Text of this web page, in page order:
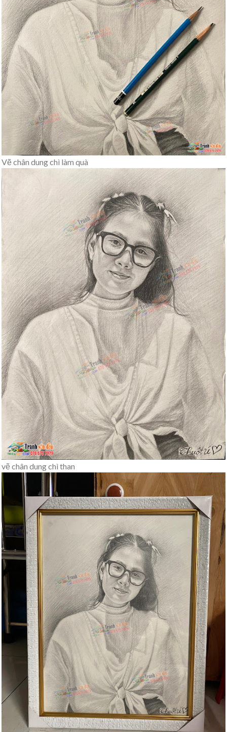
Vẽ chân dung chì làm quà
vẽ chân dung chì than